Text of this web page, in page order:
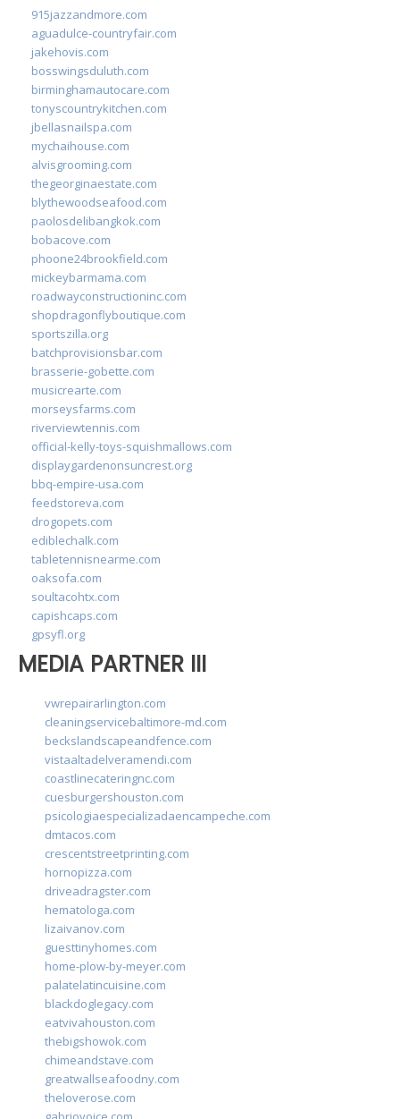
915jazzandmore.com
aguadulce-countryfair.com
jakehovis.com
bosswingsduluth.com
birminghamautocare.com
tonyscountrykitchen.com
jbellasnailspa.com
mychaihouse.com
alvisgrooming.com
thegeorginaestate.com
blythewoodseafood.com
paolosdelibangkok.com
bobacove.com
phoone24brookfield.com
mickeybarmama.com
roadwayconstructioninc.com
shopdragonflyboutique.com
sportszilla.org
batchprovisionsbar.com
brasserie-gobette.com
musicrearte.com
morseysfarms.com
riverviewtennis.com
official-kelly-toys-squishmallows.com
displaygardenonsuncrest.org
bbq-empire-usa.com
feedstoreva.com
drogopets.com
ediblechalk.com
tabletennisnearme.com
oaksofa.com
soultacohtx.com
capishcaps.com
gpsyfl.org
MEDIA PARTNER III
vwrepairarlington.com
cleaningservicebaltimore-md.com
beckslandscapeandfence.com
vistaaltadelveramendi.com
coastlinecateringnc.com
cuesburgershouston.com
psicologiaespecializadaencampeche.com
dmtacos.com
crescentstreetprinting.com
hornopizza.com
driveadragster.com
hematologa.com
lizaivanov.com
guesttinyhomes.com
home-plow-by-meyer.com
palatelatincuisine.com
blackdoglegacy.com
eatvivahouston.com
thebigshowok.com
chimeandstave.com
greatwallseafoodny.com
theloverose.com